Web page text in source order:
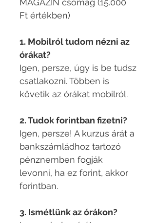
MAGAZIN csomag (15.000
Ft értékben)
1. Mobilról tudom nézni az
órákat?
Igen, persze, úgy is be tudsz
csatlakozni. Többen is
követik az órákat mobilról.
2. Tudok forintban fizetni?
Igen, persze! A kurzus árát a
bankszámládhoz tartozó
pénznemben fogják
levonni, ha ez forint, akkor
forintban.
3. Ismétlünk az órákon?